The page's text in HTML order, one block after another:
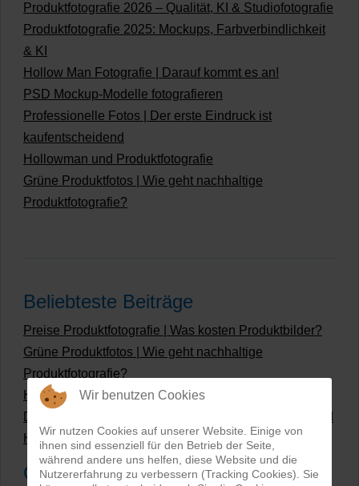
Produktfotografie 2026 – Qualität, KI & Studiofotografie
Produktfotografie 2025: Mockups, Farbverbindlichkeit
& KI
Hollow Man Fotografie | Darauf kommt es an!
PSD Mockup-Modelle fotografieren
Professionelle Fotos | Der erste Eindruck ist
kaufentscheidend
Hollowman und Produktfotografie
Grüne Produktfotos | Wie geht nachhaltige
Produktfotografie?
Beliebteste Beiträge
Preise Produktfotografie | Was kosten Produktbilder?
Grüne Produktfotos | Wie geht nachhaltige
Produktfotografie?
Hollow Man Fotografie | Darauf kommt es an!
Dateiformate und Bilder mit transparentem Hintergrund
Hollowman und Produktfotografie
Google Rezensionen
Wir benutzen Cookies
Wir nutzen Cookies auf unserer Website. Einige von
ihnen sind essenziell für den Betrieb der Seite,
während andere uns helfen, diese Website und die
Nutzererfahrung zu verbessern (Tracking Cookies). Sie